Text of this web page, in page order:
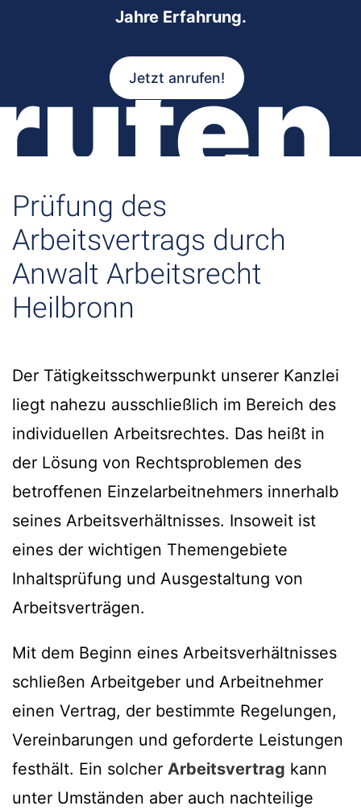
Jahre Erfahrung.
Jetzt anrufen!
Prüfung des
Arbeitsvertrags durch
Anwalt Arbeitsrecht
Heilbronn
Der Tätigkeitsschwerpunkt unserer Kanzlei
liegt nahezu ausschließlich im Bereich des
individuellen Arbeitsrechtes. Das heißt in
der Lösung von Rechtsproblemen des
betroffenen Einzelarbeitnehmers innerhalb
seines Arbeitsverhältnisses. Insoweit ist
eines der wichtigen Themengebiete
Inhaltsprüfung und Ausgestaltung von
Arbeitsverträgen.
Mit dem Beginn eines Arbeitsverhältnisses
schließen Arbeitgeber und Arbeitnehmer
einen Vertrag, der bestimmte Regelungen,
Vereinbarungen und geforderte Leistungen
festhält. Ein solcher Arbeitsvertrag kann
unter Umständen aber auch nachteilige